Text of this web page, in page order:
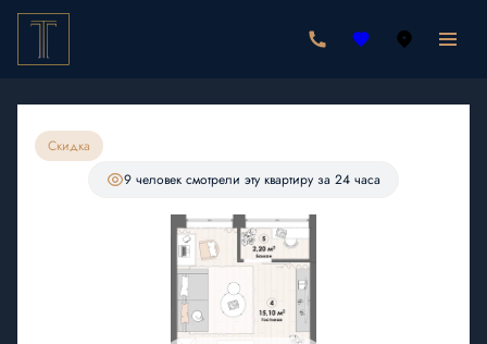
Студия 6 579 960 руб.
6 290 000 руб.
Ипотека
Скидка
9 человек смотрели эту квартиру за 24 часа